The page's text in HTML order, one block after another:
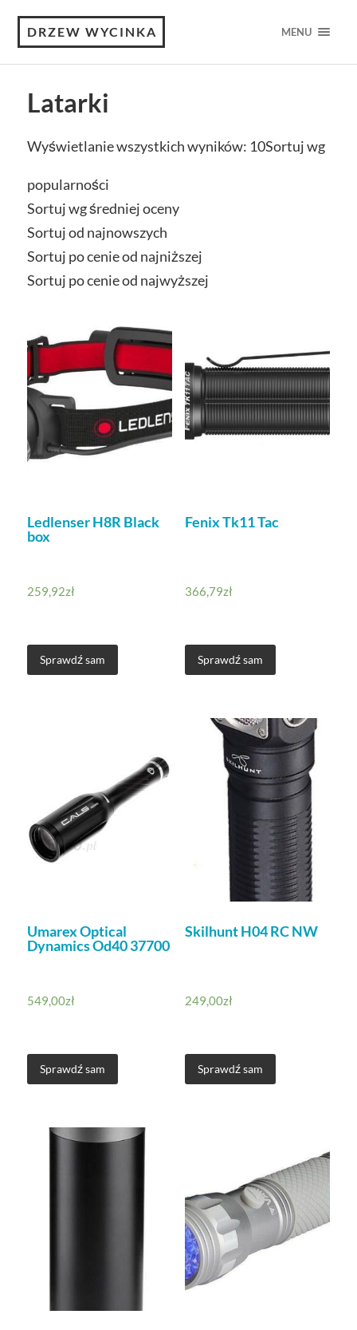
DRZEW WYCINKA MENU
Latarki
Wyświetlanie wszystkich wyników: 10Sortuj wg
popularności
Sortuj wg średniej oceny
Sortuj od najnowszych
Sortuj po cenie od najniższej
Sortuj po cenie od najwyższej
Ledlenser H8R Black
box
259,92zł
Sprawdź sam
Fenix Tk11 Tac
366,79zł
Sprawdź sam
Umarex Optical
Dynamics Od40 37700
549,00zł
Sprawdź sam
Skilhunt H04 RC NW
249,00zł
Sprawdź sam